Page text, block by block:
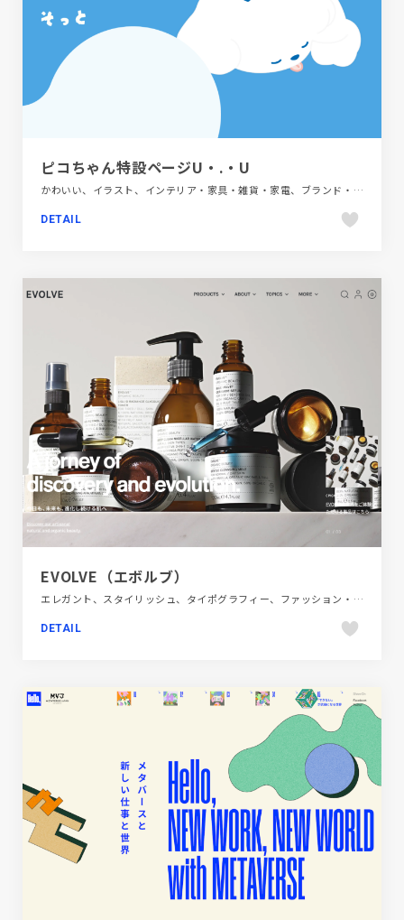
ピコちゃん特設ページU・.・U
かわいい、イラスト、インテリア・家具・雑貨・家電、ブランド・サービスサイト、ブルー系、ホワイト系、ポップ
DETAIL
EVOLVE（エボルブ）
エレガント、スタイリッシュ、タイポグラフィー、ファッション・ビューティー、ブランド・サービスサイト、ホワイト系
DETAIL